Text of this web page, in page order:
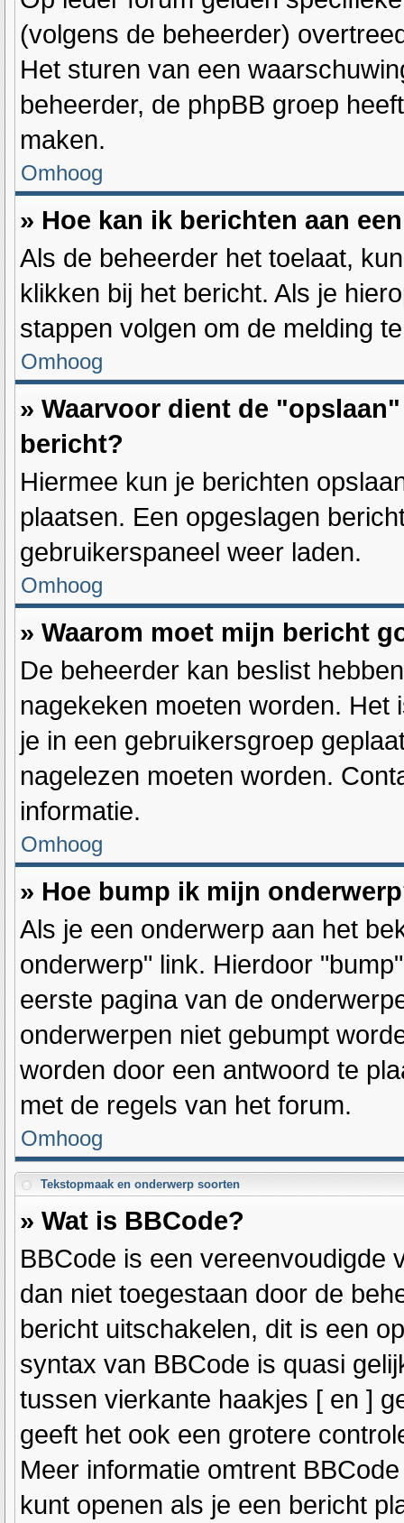
(volgens de beheerder)
Het sturen van een
beheerder, de phpBB groep
maken.
Omhoog
» Hoe kan ik berichten aan
Als de beheerder het toelaat,
klikken bij het bericht. Als je
stappen volgen om de melding
Omhoog
» Waarvoor dient de
bericht?
Hiermee kun je berichten
plaatsen. Een opgeslagen
gebruikerspaneel weer laden.
Omhoog
» Waarom moet mijn bericht
De beheerder kan beslist
nagekeken moeten worden.
je in een gebruikersgroep
nagelezen moeten worden.
informatie.
Omhoog
» Hoe bump ik mijn
Als je een onderwerp aan het
onderwerp" link. Hierdoor
eerste pagina van de
onderwerpen niet gebumpt
worden door een antwoord te
met de regels van het forum.
Omhoog
Tekstopmaak en onderwerp soorten
» Wat is BBCode?
BBCode is een vereenvoudigde
dan niet toegestaan door de
bericht uitschakelen, dit is een
syntax van BBCode is quasi
tussen vierkante haakjes [ en ]
geeft het ook een grotere
Meer informatie omtrent
kunt openen als je een bericht